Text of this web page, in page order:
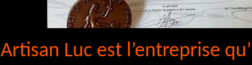
Artisan Luc est l’entreprise